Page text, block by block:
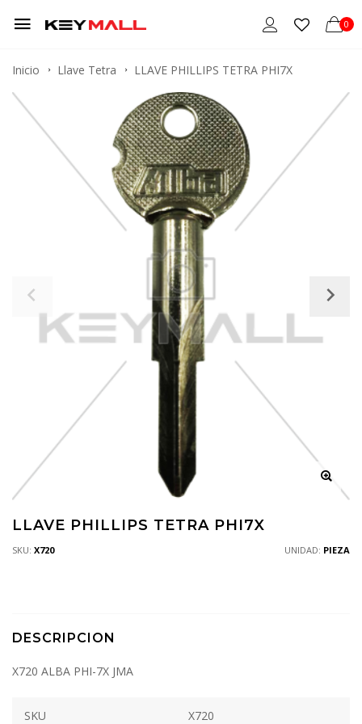
0
Inicio Llave Tetra LLAVE PHILLIPS TETRA PHI7X
LLAVE PHILLIPS TETRA PHI7X
SKU: X720 UNIDAD: PIEZA
DESCRIPCION
X720 ALBA PHI-7X JMA
SKU X720